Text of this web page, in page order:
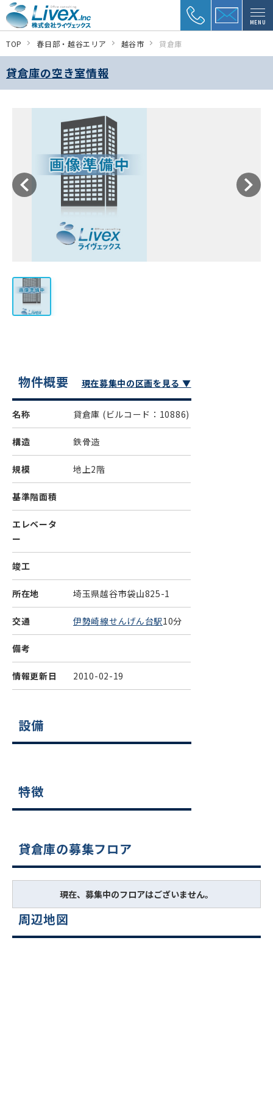
MENU
TOP 春日部・越谷エリア 越谷市 貸倉庫
貸倉庫の空き室情報
物件概要 現在募集中の区画を見る ▼
名称 貸倉庫 (ビルコード：10886)
構造 鉄骨造
規模 地上2階
基準階面積
エレベータ
ー
竣工
所在地 埼玉県越谷市袋山825-1
交通 伊勢崎線せんげん台駅10分
備考
情報更新日 2010-02-19
設備
特徴
貸倉庫の募集フロア
現在、募集中のフロアはございません。
周辺地図